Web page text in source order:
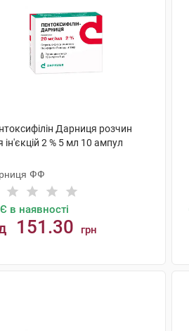
Дарниця розчин
ін'єкцій 2 % 5 мл 10 ампул
ФФ
Є в наявності
151.30 грн